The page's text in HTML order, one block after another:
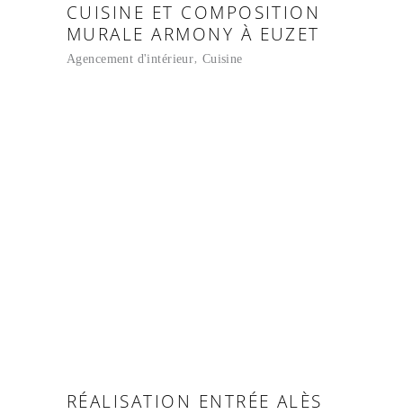
CUISINE ET COMPOSITION
MURALE ARMONY À EUZET
Agencement d'intérieur Cuisine
RÉALISATION ENTRÉE ALÈS